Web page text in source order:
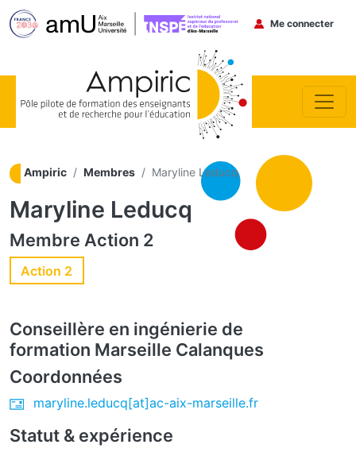
Menu du
Me connecter
Ampiric Membres Maryline Leducq
Maryline Leducq
Membre Action 2
Action 2
Conseillère en ingénierie de
formation Marseille Calanques
Coordonnées
maryline.leducq[at]ac-aix-marseille.fr
Statut & expérience